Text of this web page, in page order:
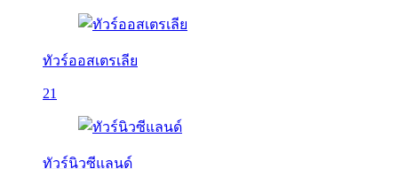
ทัวร์ออสเตรเลีย
21
ทัวร์นิวซีแลนด์